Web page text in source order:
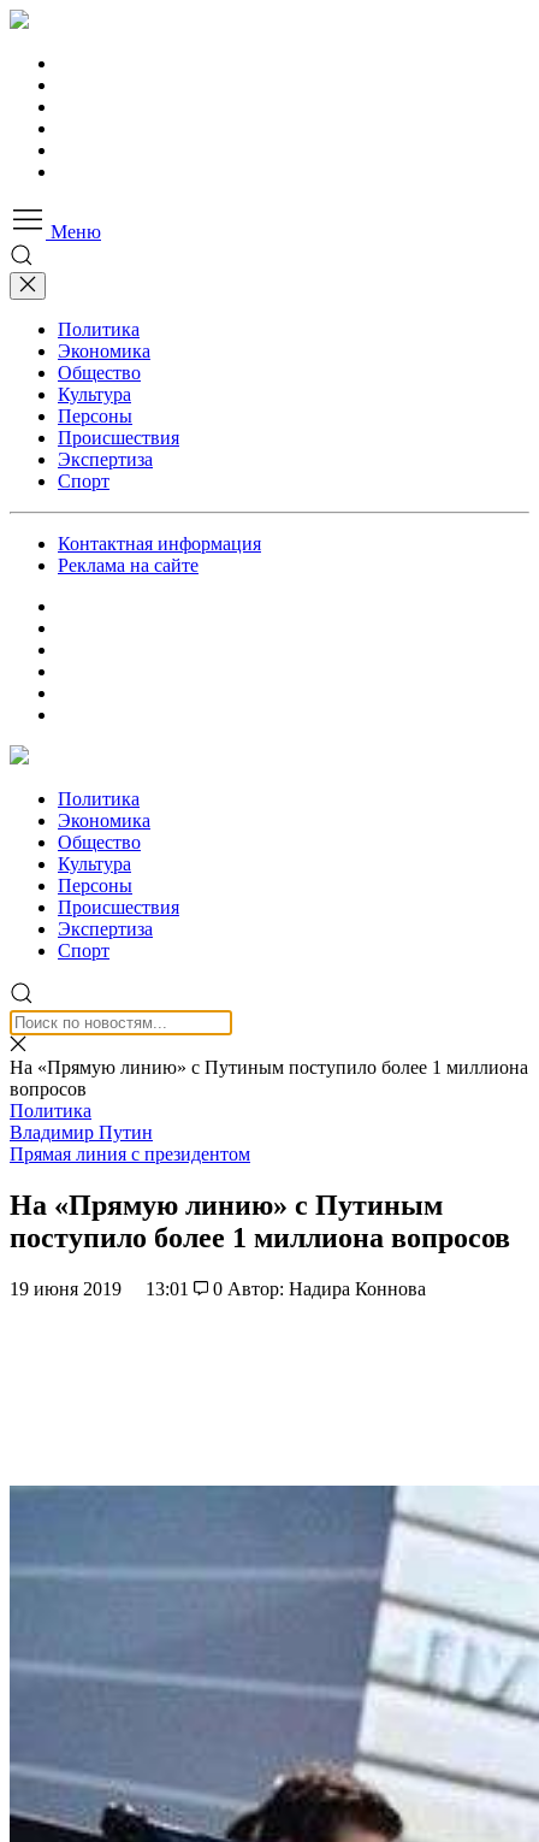
Меню
Политика
Экономика
Общество
Культура
Персоны
Происшествия
Экспертиза
Спорт
Контактная информация
Реклама на сайте
Политика
Экономика
Общество
Культура
Персоны
Происшествия
Экспертиза
Спорт
На «Прямую линию» с Путиным поступило более 1 миллиона
вопросов
Политика
Владимир Путин
Прямая линия с президентом
На «Прямую линию» с Путиным
поступило более 1 миллиона вопросов
19 июня 2019 13:01 0 Автор: Надира Коннова